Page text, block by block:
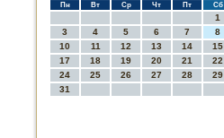
Пн Вт Ср Чт Пт Сб
1
3
4 5 6 7 8
10
11 12 13 14 15
17
18 19 20 21 22
24
25 26 27 28 29
31